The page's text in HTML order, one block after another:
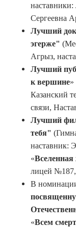
Сергеевна
Лучший
эгерже"
Агрыз,
Лучший
к вершине
Казанский
связи,
Лучший
тебя"
наставник:
«Вселенная
лицей №187,
В
«Всем